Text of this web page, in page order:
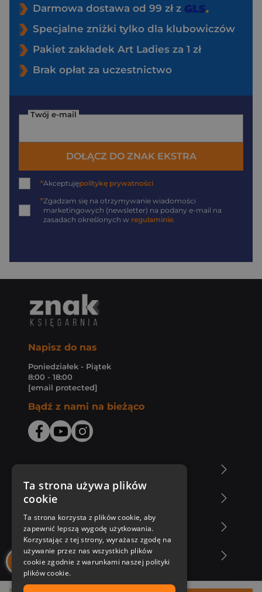
Darmowa dostawa od 99 zł z
Specjalne zniżki tylko dla klubowiczów
Pakiet zakładek Art Ladies za 1 zł
Brak opłat za uczestnictwo
Twój e-mail
DOŁĄCZ DO ZNAK EKSTRA
*Akceptujępolitykę prywatności
*Zgadzam się na otrzymywanie wiadomości
marketingowych (newsletter) na podany e-mail na
zasadach określonych w regulaminie.
Napisz do nas
Poniedziałek - Piątek
8:00 - 18:00
[email protected]
Bądź z nami na bieżąco
Zakupy u nas
Nasza oferta
Nasi autorzy
Ta strona używa plików
cookie
Ta strona korzysta z plików cookie, aby
zapewnić lepszą wygodę użytkowania.
Korzystając z tej strony, wyrażasz zgodę na
używanie przez nas wszystkich plików
cookie zgodnie z warunkami naszej polityki
plików cookie.